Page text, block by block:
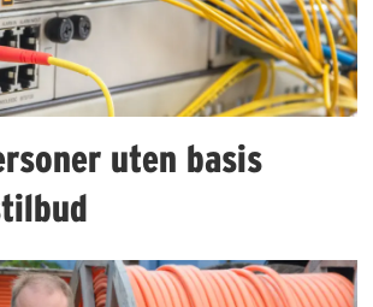
uten basis